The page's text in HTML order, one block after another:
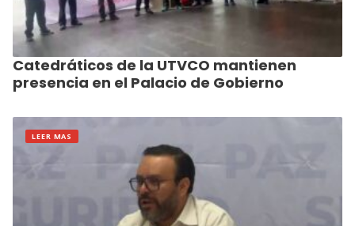
Catedráticos de la UTVCO mantienen
presencia en el Palacio de Gobierno
LEER MAS